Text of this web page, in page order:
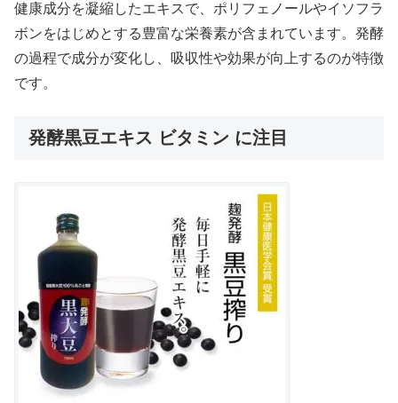
健康成分を凝縮したエキスで、ポリフェノールやイソフラ
ボンをはじめとする豊富な栄養素が含まれています。発酵
の過程で成分が変化し、吸収性や効果が向上するのが特徴
です。
発酵黒豆エキス ビタミン に注目